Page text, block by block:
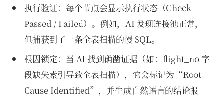
执行验证：每个节点会显示执行状态（Check
Passed / Failed）。例如，AI 发现连接池正常，
但捕获到了一条全表扫描的慢 SQL。
根因锁定：当 AI 找到确凿证据（如：flight_no 字
段缺失索引导致全表扫描），它会标记为“Root
Cause Identified”，并生成自然语言的结论报